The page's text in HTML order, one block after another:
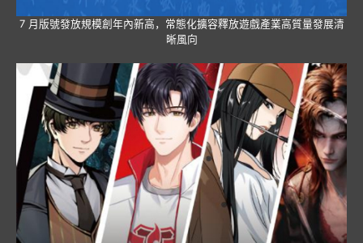
7 月版號發放規模創年內新高，常態化擴容釋放遊戲產業高質量發展清
晰風向